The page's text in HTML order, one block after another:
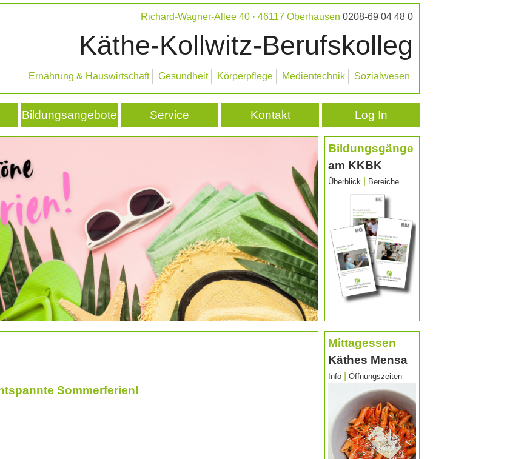
Richard-Wagner-Allee 40 · 46117 Oberhausen 0208-69 04 48 0
Käthe-Kollwitz-Berufskolleg
Ernährung & Hauswirtschaft Gesundheit Körperpflege Medientechnik Sozialwesen
Bildungsangebote Service Kontakt Log In
Bildungsgänge
am KKBK
Überblick Bereiche
Sommerferien!
Mittagessen
Käthes Mensa
Info |Öffnungszeiten